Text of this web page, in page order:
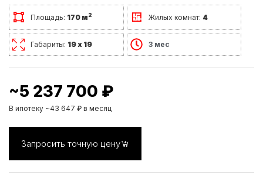
Площадь: 170 м2 Жилых комнат: 4
Габариты: 19 х 19 3 мес
~5 237 700 ₽
В ипотеку ~43 647 ₽ в месяц
Запросить точную цену